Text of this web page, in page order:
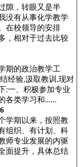
隙，转眼又是半
没有从事化学教学
在校领导的安排
，相对于过去比较
期的政治教学工
经验,汲取教训,现对
:一、积极参加专业
各类学习和......
学期以来，按照教
组织、有计划、科
师专业发展的内驱
面提升，具体总结